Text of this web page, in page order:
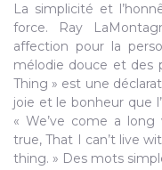
La simplicité et
force. Ray
affection pour la
mélodie douce et des
Thing » est une
joie et le bonheur que
« We’ve come a long
true, That I can’t live
thing. » Des mots